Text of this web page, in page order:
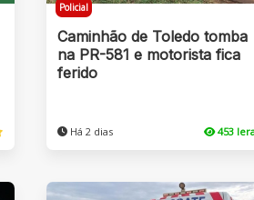
Policial
Caminhão de Toledo tomba
na PR-581 e motorista fica
ferido
Há 2 dias 453